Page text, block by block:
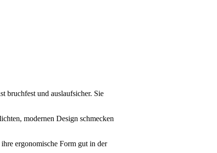
bruchfest und auslaufsicher. Sie
modernen Design schmecken
ergonomische Form gut in der